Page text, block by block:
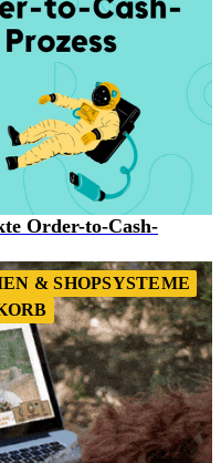
Order-to-Cash-
& SHOPSYSTEME